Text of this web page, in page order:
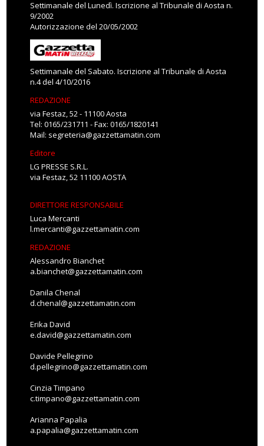
Settimanale del Lunedì. Iscrizione al Tribunale di Aosta n.
9/2002
Autorizzazione del 20/05/2002
Settimanale del Sabato. Iscrizione al Tribunale di Aosta
n.4 del 4/10/2016
REDAZIONE
via Festaz, 52 - 11100 Aosta
Tel: 0165/231711 - Fax: 0165/1820141
Mail: segreteria@gazzettamatin.com
Editore
LG PRESSE S.R.L.
via Festaz, 52 11100 AOSTA
DIRETTORE RESPONSABILE
Luca Mercanti
l.mercanti@gazzettamatin.com
REDAZIONE
Alessandro Bianchet
a.bianchet@gazzettamatin.com
Danila Chenal
d.chenal@gazzettamatin.com
Erika David
e.david@gazzettamatin.com
Davide Pellegrino
d.pellegrino@gazzettamatin.com
Cinzia Timpano
c.timpano@gazzettamatin.com
Arianna Papalia
a.papalia@gazzettamatin.com